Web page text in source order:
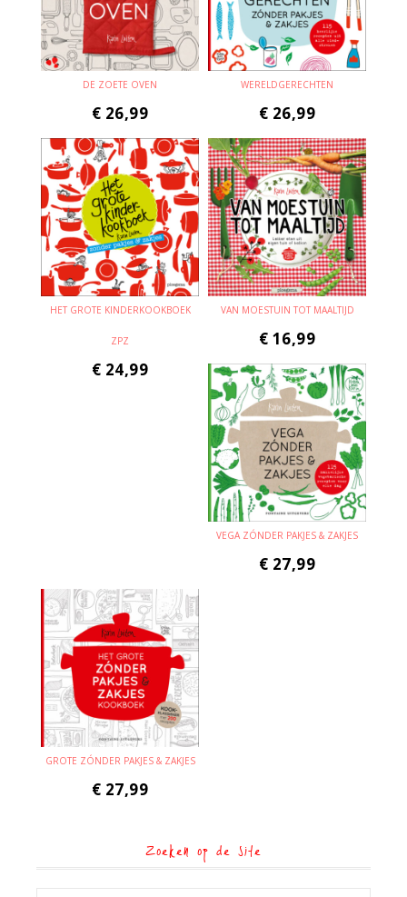
DE ZOETE OVEN
€ 26,99
WERELDGERECHTEN
€ 26,99
HET GROTE KINDERKOOKBOEK
ZPZ
€ 24,99
VAN MOESTUIN TOT MAALTIJD
€ 16,99
VEGA ZÓNDER PAKJES & ZAKJES
€ 27,99
GROTE ZÓNDER PAKJES & ZAKJES
€ 27,99
Zoeken op de site